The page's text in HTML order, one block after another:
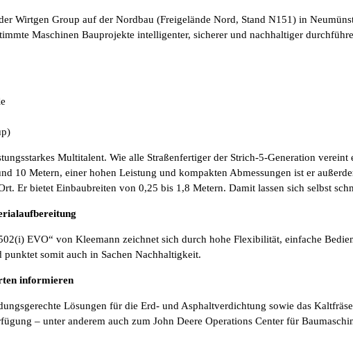
Wirtgen Group auf der Nordbau (Freigelände Nord, Stand N151) in
Maschinen Bauprojekte intelligenter, sicherer und nachhaltiger
Multitalent. Wie alle Straßenfertiger der Strich-5-Generation
10 Metern, einer hohen Leistung und kompakten Abmessungen ist er
Er bietet Einbaubreiten von 0,25 bis 1,8 Metern. Damit lassen sich selbst
EVO“ von Kleemann zeichnet sich durch hohe Flexibilität, einfache
somit auch in Sachen Nachhaltigkeit.
informieren
Lösungen für die Erd- und Asphaltverdichtung sowie das
– unter anderem auch zum John Deere Operations Center für